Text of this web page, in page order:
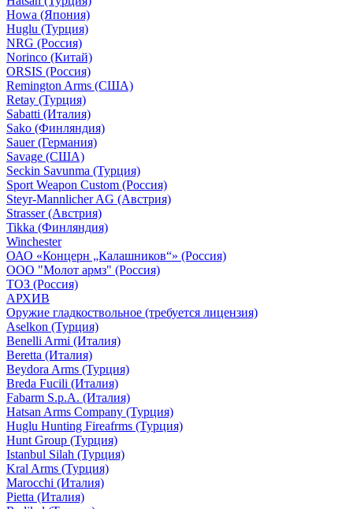
Howa (Япония)
Huglu (Турция)
NRG (Россия)
Norinco (Китай)
ORSIS (Россия)
Remington Arms (США)
Retay (Турция)
Sabatti (Италия)
Sako (Финляндия)
Sauer (Германия)
Savage (США)
Seckin Savunma (Турция)
Sport Weapon Custom (Россия)
Steyr-Mannlicher AG (Австрия)
Strasser (Австрия)
Tikka (Финляндия)
Winchester
ОАО «Концерн „Калашников“» (Россия)
ООО "Молот армз" (Россия)
ТОЗ (Россия)
АРХИВ
Оружие гладкоствольное (требуется лицензия)
Aselkon (Турция)
Benelli Armi (Италия)
Beretta (Италия)
Beydora Arms (Турция)
Breda Fucili (Италия)
Fabarm S.p.A. (Италия)
Hatsan Arms Company (Турция)
Huglu Hunting Fireafrms (Турция)
Hunt Group (Турция)
Istanbul Silah (Турция)
Kral Arms (Турция)
Marocchi (Италия)
Pietta (Италия)